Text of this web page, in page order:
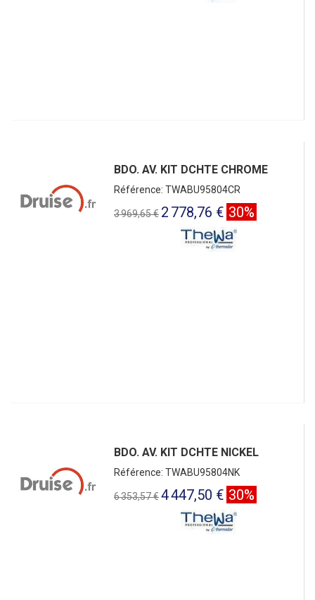
BDO. AV. KIT DCHTE CHROME
Référence: TWABU95804CR
3 969,65 € 2 778,76 € 30%
BDO. AV. KIT DCHTE NICKEL
Référence: TWABU95804NK
6 353,57 €4 447,50 € 30%